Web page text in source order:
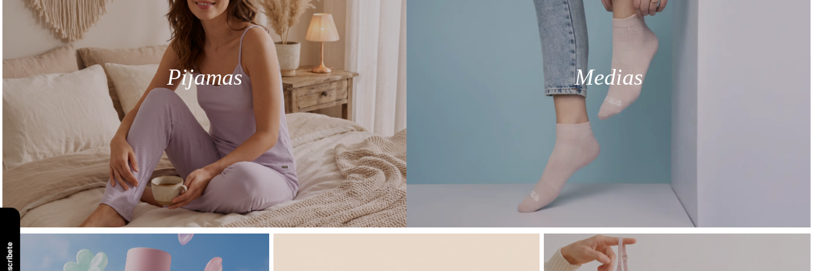
Suscríbete
Pijamas Medias